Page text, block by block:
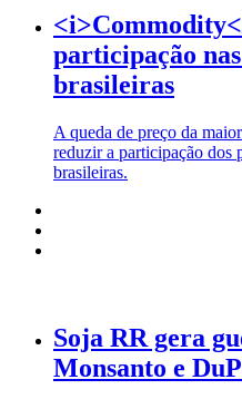
participação
brasileiras
A queda de preço da
reduzir a participação dos
brasileiras.
Soja RR gera
Monsanto e